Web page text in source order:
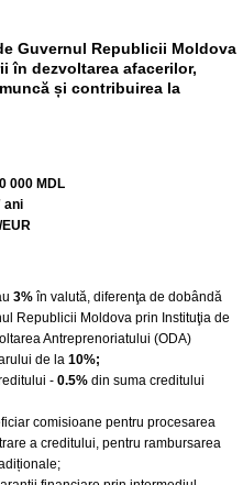
Guvernul Republicii Moldova
în dezvoltarea afacerilor,
și contribuirea la
000 MDL
ani
EUR
3% în valută, diferenţa de dobândă
Republicii Moldova prin Instituţia de
Antreprenoriatului (ODA)
de la 10%;
- 0.5% din suma creditului
comisioane pentru procesarea
a creditului, pentru rambursarea